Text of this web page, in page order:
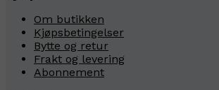
Om butikken
Kjøpsbetingelser
Bytte og retur
Frakt og levering
Abonnement